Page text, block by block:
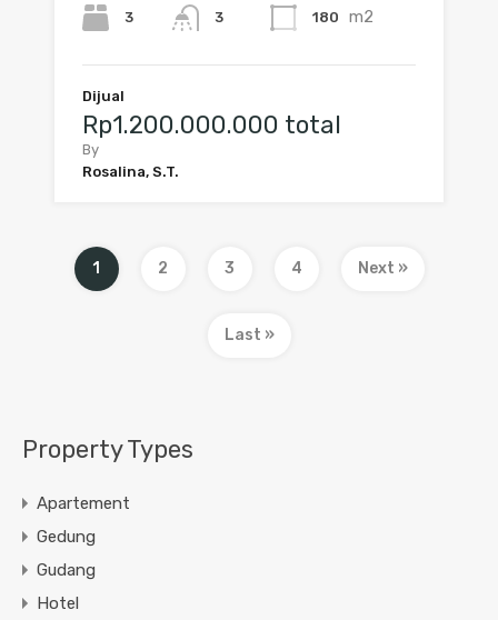
3 3 180 m2
Dijual
Rp1.200.000.000 total
By
Rosalina, S.T.
1 2 3 4 Next »
Last »
Property Types
Apartement
Gedung
Gudang
Hotel